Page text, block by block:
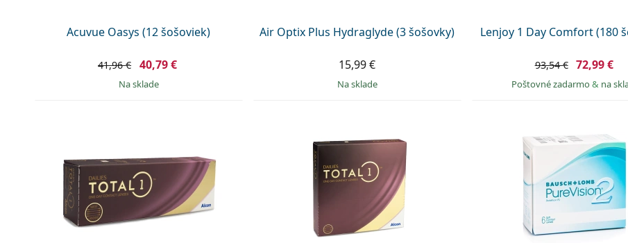
Acuvue Oasys (12 šošoviek)
41,96 € 40,79 €
na sklade
Air Optix Plus Hydraglyde (3 šošovky)
15,99 €
na sklade
Lenjoy 1 Day Comfort (180
93,54 € 72,99 €
Poštovné zadarmo& na